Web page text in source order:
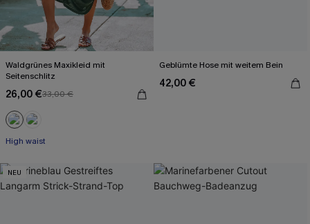
Waldgrünes Maxikleid mit
Seitenschlitz
26,00 €33,00 €
High waist
Geblümte Hose mit weitem Bein
42,00 €
NEU